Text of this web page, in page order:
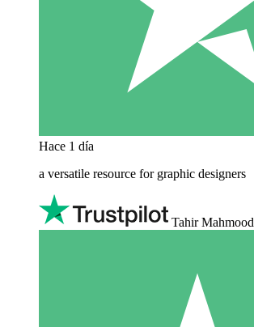
Hace 1 día
a versatile resource for graphic designers
Tahir Mahmood